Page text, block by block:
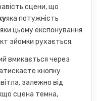
сцени, що
яка потужність
цьому експонування
зйомки рухається.
вмикається через
кнопку
залежно від
сцена темна,